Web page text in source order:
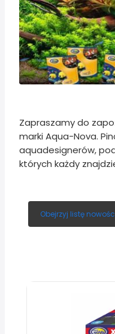
Zapraszamy do
marki Aqua-Nova.
aquadesignerów,
których każdy
Obejrzyj listę